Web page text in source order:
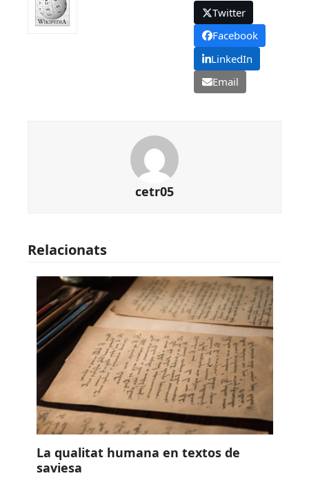
Twitter
Facebook
LinkedIn
Email
cetr05
Relacionats
La qualitat humana en textos de
saviesa